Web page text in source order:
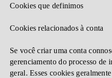
Cookies que definimos
Cookies relacionados à conta
Se você criar uma conta
gerenciamento do processo de
geral. Esses cookies